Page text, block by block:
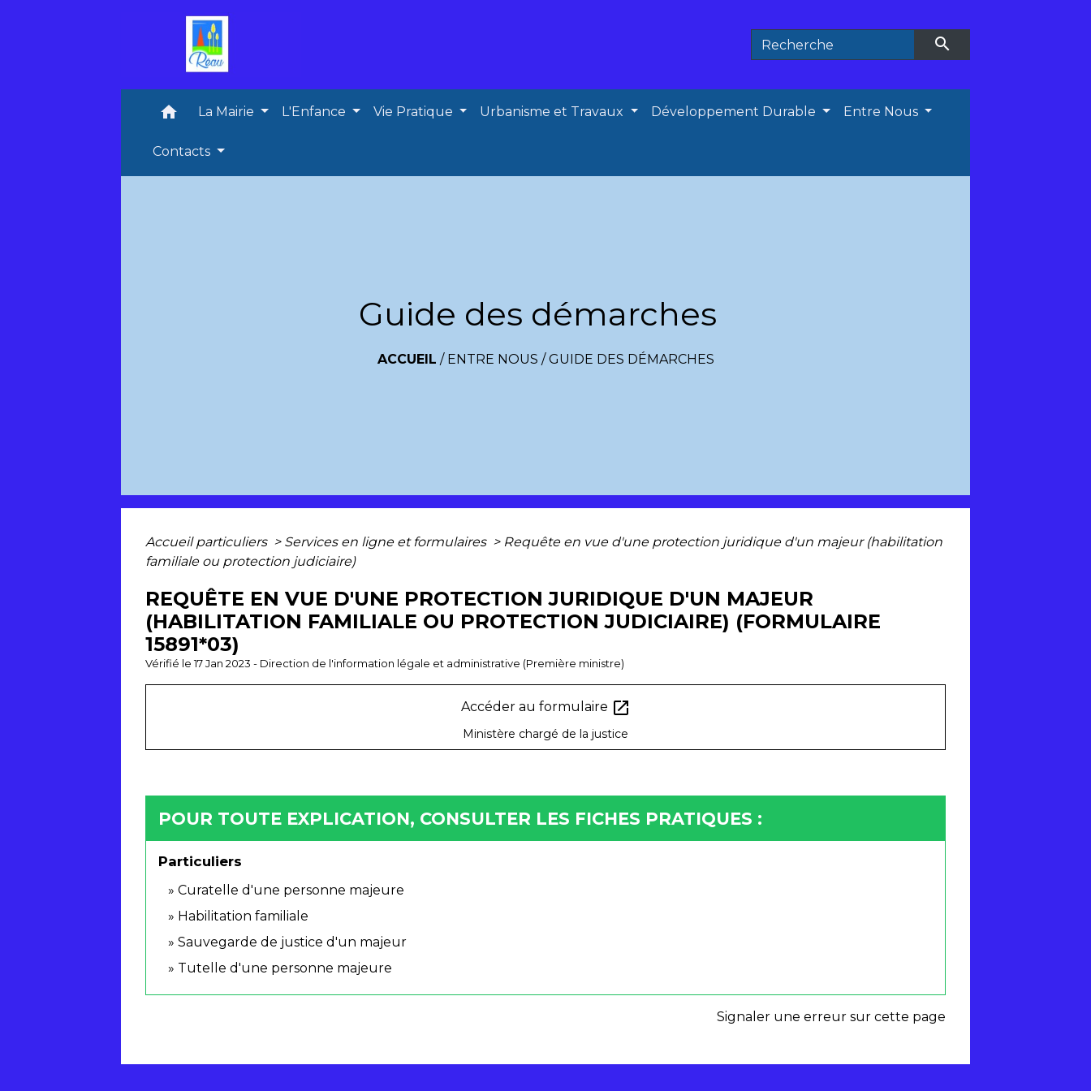
search
home La Mairie L'Enfance Vie Pratique Urbanisme et Travaux Développement Durable Entre Nous
Contacts
Guide des démarches
ACCUEIL / ENTRE NOUS /GUIDE DES DÉMARCHES
Accueil particuliers > Services en ligne et formulaires > Requête en vue d'une protection juridique d'un majeur (habilitation
familiale ou protection judiciaire)
REQUÊTE EN VUE D'UNE PROTECTION JURIDIQUE D'UN MAJEUR
(HABILITATION FAMILIALE OU PROTECTION JUDICIAIRE) (FORMULAIRE
15891*03)
Vérifié le 17 Jan 2023 - Direction de l'information légale et administrative (Première ministre)
Accéder au formulaire open_in_new
Ministère chargé de la justice
POUR TOUTE EXPLICATION, CONSULTER LES FICHES PRATIQUES :
Particuliers
Curatelle d'une personne majeure
Habilitation familiale
Sauvegarde de justice d'un majeur
Tutelle d'une personne majeure
Signaler une erreur sur cette page